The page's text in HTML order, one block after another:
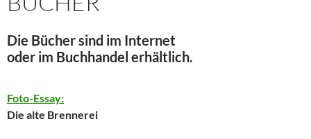
Die Bücher sind im Internet
oder im Buchhandel erhältlich.
Foto-Essay:
Die alte Brennerei